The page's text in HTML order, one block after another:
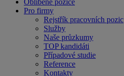
Oblíbené pozice
Pro firmy
Rejstřík pracovních pozic
Služby
Naše průzkumy
TOP kandidáti
Případové studie
Reference
Kontakty